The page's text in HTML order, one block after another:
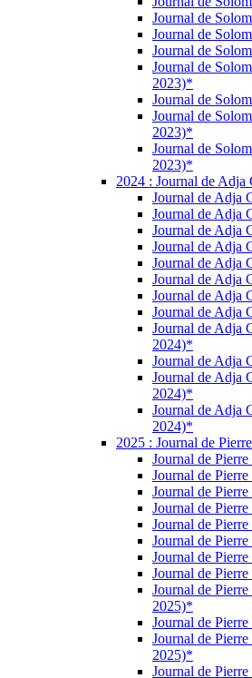
Journal de
Journal de
Journal de
Journal de
2023)*
Journal de
Journal de
2023)*
Journal de
2023)*
2024 : Journal de Adja
Journal de Adja
Journal de Adja
Journal de Adja
Journal de Adja
Journal de Adja
Journal de Adja
Journal de Adja
Journal de Adja
Journal de Adja
2024)*
Journal de Adja
Journal de Adja
2024)*
Journal de Adja
2024)*
2025 : Journal de
Journal de
Journal de
Journal de
Journal de
Journal de
Journal de
Journal de
Journal de
Journal de
2025)*
Journal de
Journal de
2025)*
Journal de